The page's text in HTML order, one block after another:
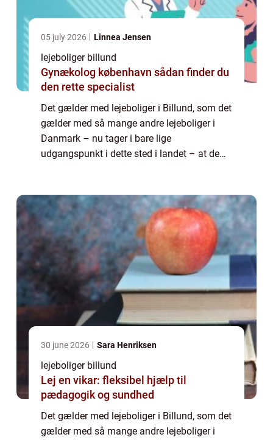
05 july 2026 Linnea Jensen
lejeboliger billund
Gynækolog københavn sådan finder du
den rette specialist
Det gælder med lejeboliger i Billund, som det
gælder med så mange andre lejeboliger i
Danmark – nu tager i bare lige
udgangspunkt i dette sted i landet – at de
30 june 2026 Sara Henriksen
lejeboliger billund
Lej en vikar: fleksibel hjælp til
pædagogik og sundhed
Det gælder med lejeboliger i Billund, som det
gælder med så mange andre lejeboliger i